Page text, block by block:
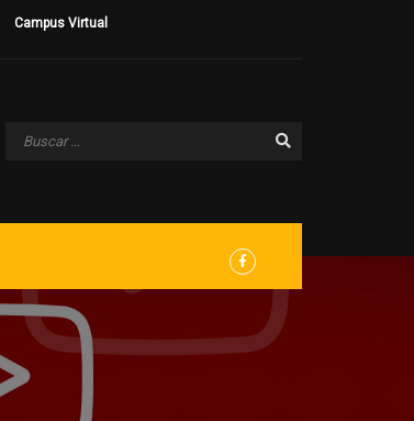
Campus Virtual